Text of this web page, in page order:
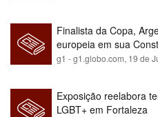
Finalista da Copa,
europeia em sua
para maioria branca
g1 - g1.globo.com, 19 de
Exposição reelabora
LGBT+ em Fortaleza